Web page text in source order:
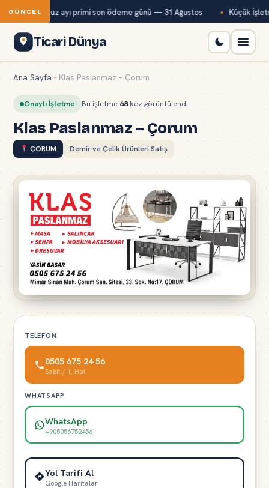
GÜNCEL
Kur temmuz ayı primi son ödeme günü — 31 Ağustos Küçük
Ticari Dünya
Ana Sayfa - Klas Paslanmaz – Çorum
Onaylı İşletme Bu işletme 68kez görüntülendi
Klas Paslanmaz – Çorum
ÇORUM Demir ve Çelik Ürünleri Satış
TELEFON
0505 675 24 56
Sabit / 1. Hat
WHATSAPP
WhatsApp
+905056752456
Yol Tarifi Al
Google Haritalar